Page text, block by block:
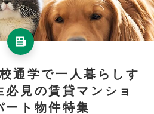
通学で一人暮らしす
見の賃貸マンショ
ート物件特集